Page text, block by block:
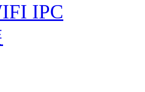
IPC